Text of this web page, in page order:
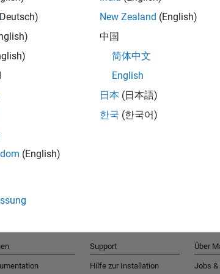
Talent Network
Erhalten Sie personalisierte
und Unternehmensneuigkeiten.
(English)
New Zealand (English)
中国
简体中文
English
日本 (日本語)
한국 (한국어)
Support
Hilfe zur Installation
Über
Jobs &